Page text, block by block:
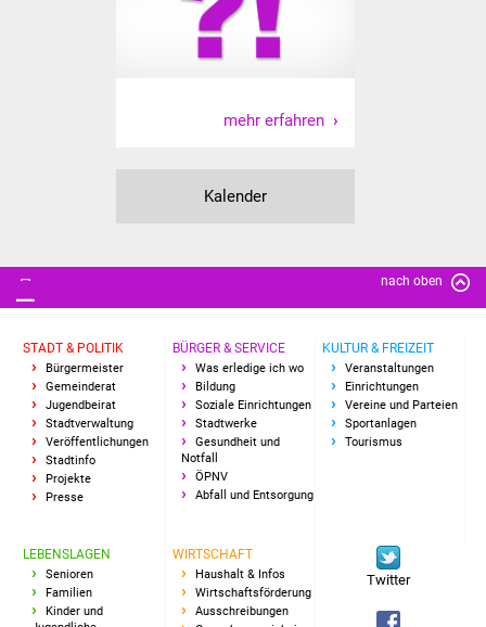
mehr erfahren
Kalender
nach oben
STADT & POLITIK
Bürgermeister
Gemeinderat
Jugendbeirat
Stadtverwaltung
Veröffentlichungen
Stadtinfo
Projekte
Presse
BÜRGER & SERVICE
Was erledige ich wo
Bildung
Soziale Einrichtungen
Stadtwerke
Gesundheit und
Notfall
ÖPNV
Abfall und Entsorgung
KULTUR & FREIZEIT
Veranstaltungen
Einrichtungen
Vereine und Parteien
Sportanlagen
Tourismus
LEBENSLAGEN
Senioren
Familien
Kinder und
WIRTSCHAFT
Haushalt & Infos
Wirtschaftsförderung
Ausschreibungen
Twitter